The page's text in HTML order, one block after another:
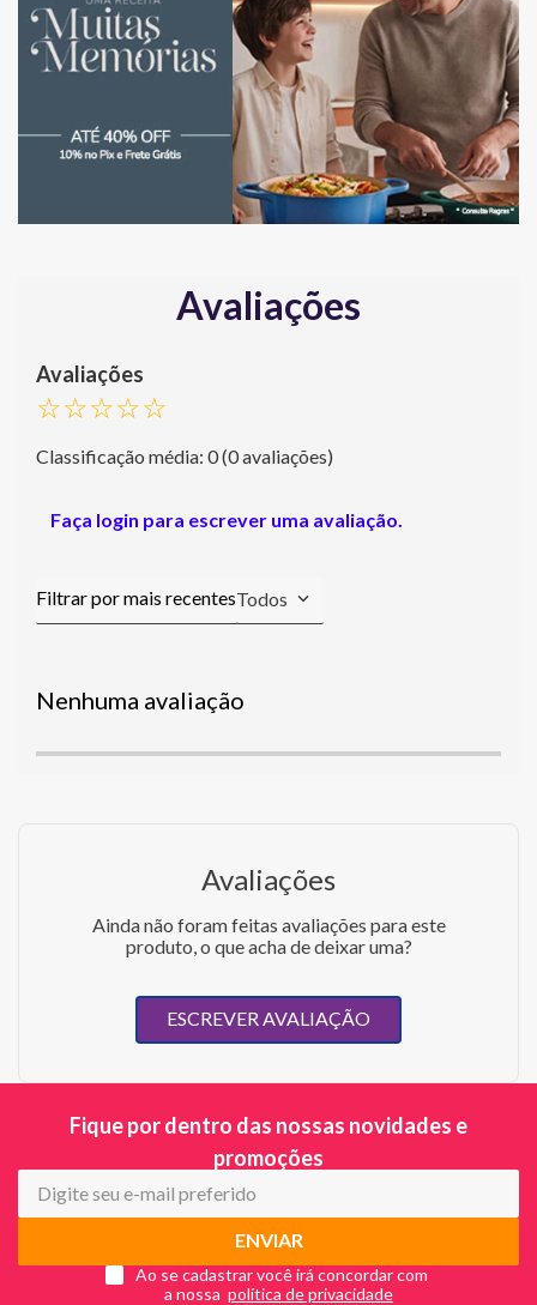
Avaliações
☆☆☆☆☆
Classificação média: 0(0 avaliações)
Faça login para escrever uma avaliação.
Todos
Nenhuma avaliação
Avaliações
Ainda não foram feitas avaliações para este
produto, o que acha de deixar uma?
ESCREVER AVALIAÇÃO
Fique por dentro das nossas novidades e
promoções
ENVIAR
Ao se cadastrar você irá concordar com
a nossa